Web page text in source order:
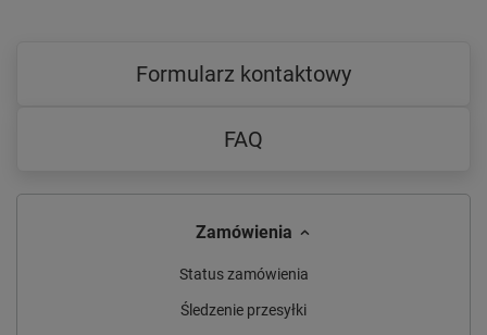
Formularz kontaktowy
FAQ
Zamówienia
Status zamówienia
Śledzenie przesyłki